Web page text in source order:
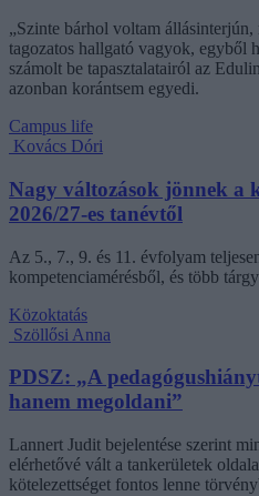
„Szinte bárhol voltam
tagozatos hallgató vagyok, egyből
számolt be tapasztalatairól az
azonban korántsem egyedi.
Campus life
Kovács Dóri
Nagy változások jönnek a
2026/27-es tanévtől
Az 5., 7., 9. és 11. évfolyam
kompetenciamérésből, és több
Közoktatás
Szöllősi Anna
PDSZ: „A
hanem megoldani”
Lannert Judit bejelentése szerint
elérhetővé vált a tankerületek
kötelezettséget fontos lenne